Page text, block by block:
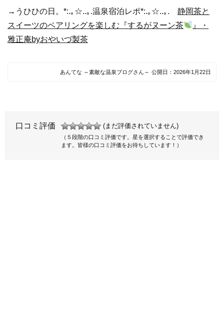
→うひひの日。*:.｡☆..｡.温泉宿泊レポ*:.｡☆..｡. 静岡茶と
スイーツのペアリングを楽しむ『するがヌーン茶
』・
雅正庵byおやいづ製茶
あんてな ～素敵な温泉ブログさん～ 公開日： 2026年1月22日
口コミ評価 (まだ評価されていません)
（５段階の口コミ評価です。星を選択することで評価でき
ます。皆様の口コミ評価をお待ちしています！）